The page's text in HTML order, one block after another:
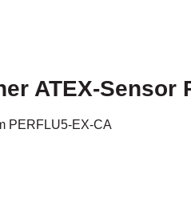
ATEX-Sensor
PERFLU5-EX-CA